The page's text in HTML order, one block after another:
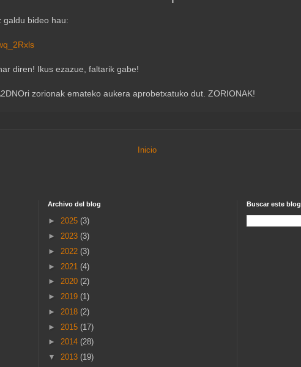
galdu bideo hau:
diren! Ikus ezazue, faltarik gabe!
zorionak emateko aukera aprobetxatuko dut. ZORIONAK!
Inicio
Archivo del blog
► 2025 (3)
► 2023 (3)
► 2022 (3)
► 2021 (4)
► 2020 (2)
► 2019 (1)
► 2018 (2)
► 2015 (17)
► 2014 (28)
▼ 2013 (19)
Buscar este blog